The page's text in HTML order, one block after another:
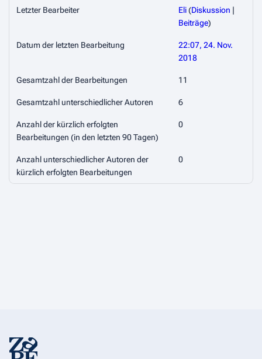
Letzter Bearbeiter Eli(Diskussion |
Beiträge)
Datum der letzten Bearbeitung
22:07, 24. Nov.
2018
Gesamtzahl der Bearbeitungen 11
Gesamtzahl unterschiedlicher Autoren 6
Anzahl der kürzlich erfolgten
Bearbeitungen (in den letzten 90 Tagen)
0
Anzahl unterschiedlicher Autoren der
kürzlich erfolgten Bearbeitungen
0